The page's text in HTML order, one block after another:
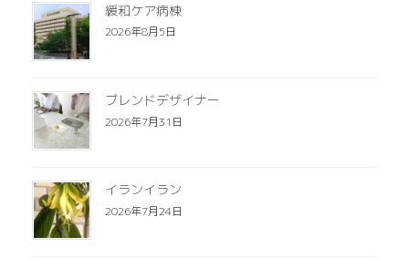
緩和ケア病棟
2026年8月5日
ブレンドデザイナー
2026年7月31日
イランイラン
2026年7月24日